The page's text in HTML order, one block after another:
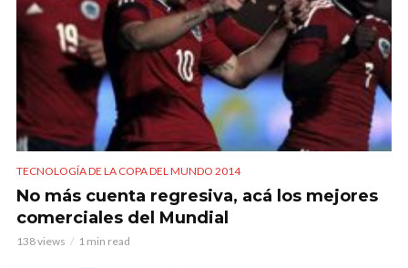
TECNOLOGÍA DE LA COPA DEL MUNDO 2014
No más cuenta regresiva, acá los mejores
comerciales del Mundial
138 views 1 min read